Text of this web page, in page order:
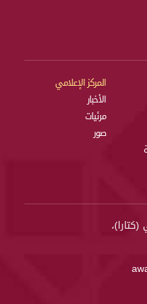
المركز الإعلامي
الأخبار
مرئيات
صور